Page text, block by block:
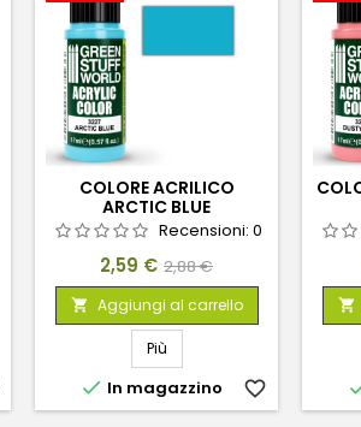
COLORE ACRILICO
ARCTIC BLUE
Recensioni: 0
Prezzo
2,59 € Prezzo
base
2,88 €
 Aggiungi al carrello
Più
 In magazzino favorite_border
